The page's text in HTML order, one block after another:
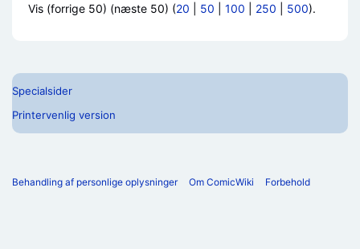
Vis (forrige 50) (næste 50) (20 50 100 250 500).
Specialsider
Printervenlig version
Behandling af personlige oplysninger Om ComicWiki Forbehold